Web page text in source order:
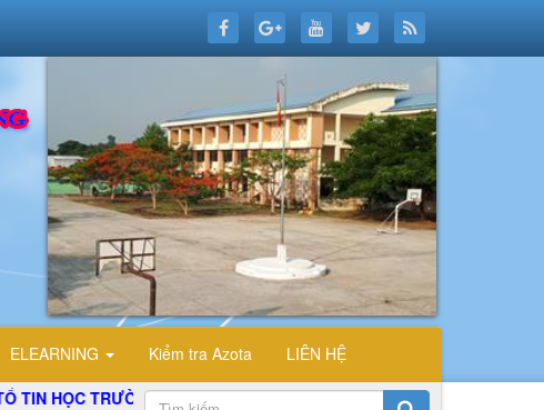
ELEARNING Kiểm tra Azota
LIÊN HỆ
THPT ĐỖ CÔNG TƯỜNG